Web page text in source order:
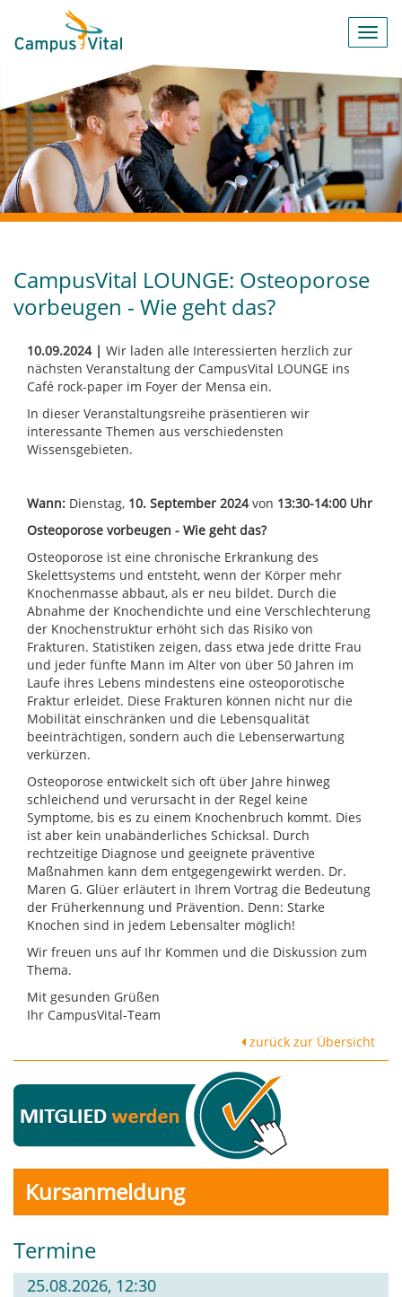
CampusVital LOUNGE: Osteoporose
vorbeugen - Wie geht das?
10.09.2024 | Wir laden alle Interessierten herzlich zur
nächsten Veranstaltung der CampusVital LOUNGE ins
Café rock-paper im Foyer der Mensa ein.
In dieser Veranstaltungsreihe präsentieren wir
interessante Themen aus verschiedensten
Wissensgebieten.
Wann: Dienstag, 10. September 2024von 13:30-14:00 Uhr
Osteoporose vorbeugen - Wie geht das?
Osteoporose ist eine chronische Erkrankung des
Skelettsystems und entsteht, wenn der Körper mehr
Knochenmasse abbaut, als er neu bildet. Durch die
Abnahme der Knochendichte und eine Verschlechterung
der Knochenstruktur erhöht sich das Risiko von
Frakturen. Statistiken zeigen, dass etwa jede dritte Frau
und jeder fünfte Mann im Alter von über 50 Jahren im
Laufe ihres Lebens mindestens eine osteoporotische
Fraktur erleidet. Diese Frakturen können nicht nur die
Mobilität einschränken und die Lebensqualität
beeinträchtigen, sondern auch die Lebenserwartung
verkürzen.
Osteoporose entwickelt sich oft über Jahre hinweg
schleichend und verursacht in der Regel keine
Symptome, bis es zu einem Knochenbruch kommt. Dies
ist aber kein unabänderliches Schicksal. Durch
rechtzeitige Diagnose und geeignete präventive
Maßnahmen kann dem entgegengewirkt werden. Dr.
Maren G. Glüer erläutert in Ihrem Vortrag die Bedeutung
der Früherkennung und Prävention. Denn: Starke
Knochen sind in jedem Lebensalter möglich!
Wir freuen uns auf Ihr Kommen und die Diskussion zum
Thema.
Mit gesunden Grüßen
Ihr CampusVital-Team
zurück zur Übersicht
Kursanmeldung
Termine
25.08.2026, 12:30